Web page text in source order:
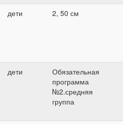
дети 2, 50 см
дети
Обязательная
программа
№2.средняя
группа